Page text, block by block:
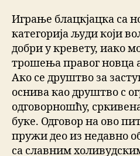
Играње блацкјацка са
категорија људи који
добри у кревету, иако
трошења правог новца
Ако се друштво за
оснива као друштво с
одговорношћу,
буке. Одговор на ово
пружи део из недавно
са славним